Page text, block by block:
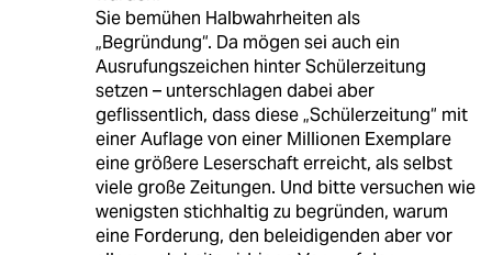
Sie bemühen Halbwahrheiten als
„Begründung“. Da mögen sei auch ein
Ausrufungszeichen hinter Schülerzeitung
setzen – unterschlagen dabei aber
geflissentlich, dass diese „Schülerzeitung“ mit
einer Auflage von einer Millionen Exemplare
eine größere Leserschaft erreicht, als selbst
viele große Zeitungen. Und bitte versuchen wie
wenigsten stichhaltig zu begründen, warum
eine Forderung, den beleidigenden aber vor